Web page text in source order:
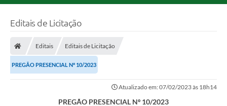
Imprensa
Editais de Licitação
Editais Editais de Licitação
PREGÃO PRESENCIAL Nº 10/2023
Atualizado em: 07/02/2023 às 18h14
PREGÃO PRESENCIAL Nº 10/2023